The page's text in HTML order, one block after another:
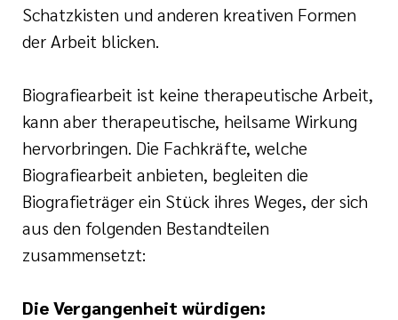
Schatzkisten und anderen kreativen Formen
der Arbeit blicken.
Biografiearbeit ist keine therapeutische Arbeit,
kann aber therapeutische, heilsame Wirkung
hervorbringen. Die Fachkräfte, welche
Biografiearbeit anbieten, begleiten die
Biografieträger ein Stück ihres Weges, der sich
aus den folgenden Bestandteilen
zusammensetzt:
Die Vergangenheit würdigen: